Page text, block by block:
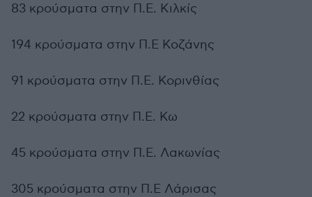
83 κρούσματα στην Π.Ε. Κιλκίς
194 κρούσματα στην Π.Ε Κοζάνης
91 κρούσματα στην Π.Ε. Κορινθίας
22 κρούσματα στην Π.Ε. Κω
45 κρούσματα στην Π.Ε. Λακωνίας
305 κρούσματα στην Π.Ε Λάρισας